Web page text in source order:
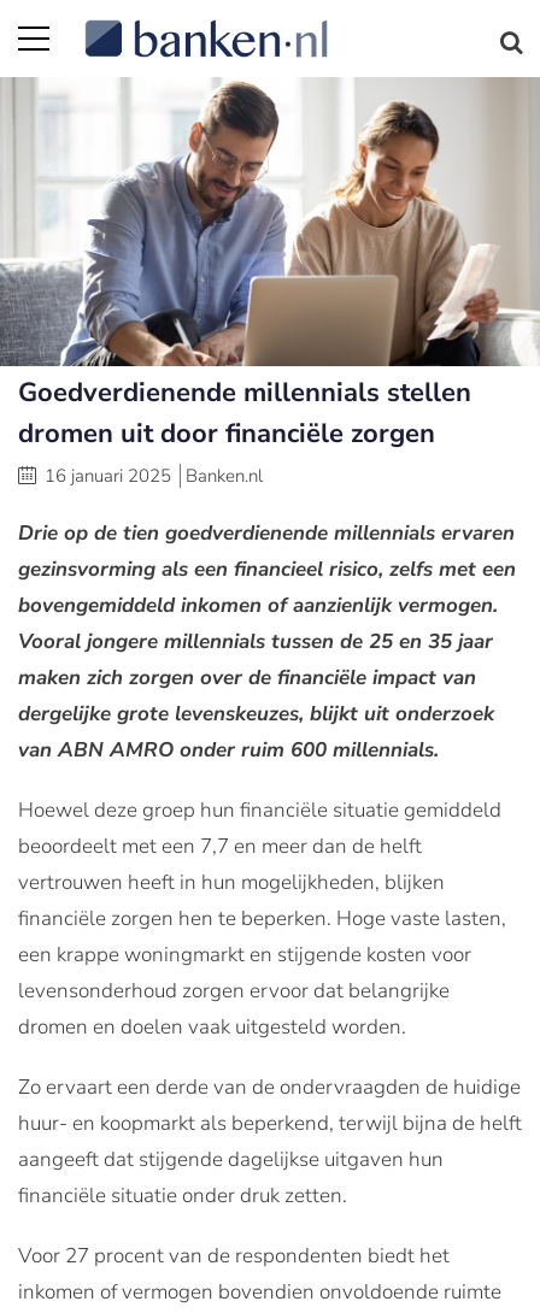
Goedverdienende millennials stellen
dromen uit door financiële zorgen
16 januari 2025 Banken.nl
Drie op de tien goedverdienende millennials ervaren
gezinsvorming als een financieel risico, zelfs met een
bovengemiddeld inkomen of aanzienlijk vermogen.
Vooral jongere millennials tussen de 25 en 35 jaar
maken zich zorgen over de financiële impact van
dergelijke grote levenskeuzes, blijkt uit onderzoek
van ABN AMRO onder ruim 600 millennials.
Hoewel deze groep hun financiële situatie gemiddeld
beoordeelt met een 7,7 en meer dan de helft
vertrouwen heeft in hun mogelijkheden, blijken
financiële zorgen hen te beperken. Hoge vaste lasten,
een krappe woningmarkt en stijgende kosten voor
levensonderhoud zorgen ervoor dat belangrijke
dromen en doelen vaak uitgesteld worden.
Zo ervaart een derde van de ondervraagden de huidige
huur- en koopmarkt als beperkend, terwijl bijna de helft
aangeeft dat stijgende dagelijkse uitgaven hun
financiële situatie onder druk zetten.
Voor 27 procent van de respondenten biedt het
inkomen of vermogen bovendien onvoldoende ruimte